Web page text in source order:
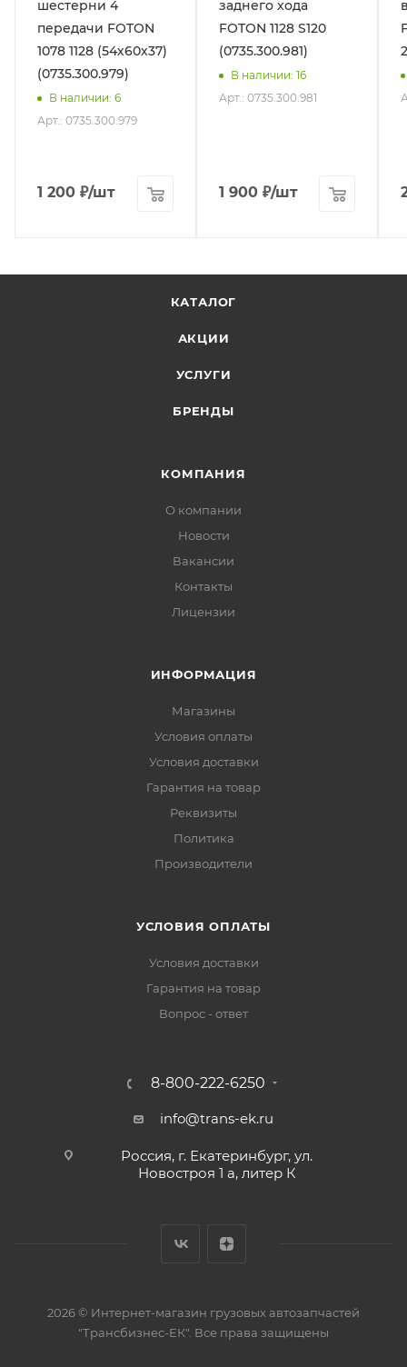
шестерни 4
передачи FOTON
1078 1128 (54х60х37)
(0735.300.979)
В наличии: 6
Арт.: 0735.300.979
1 200 ₽/шт
заднего хода
FOTON 1128 S120
(0735.300.981)
В наличии: 16
Арт.: 0735.300.981
1 900 ₽/шт
КАТАЛОГ
АКЦИИ
УСЛУГИ
БРЕНДЫ
КОМПАНИЯ
О компании
Новости
Вакансии
Контакты
Лицензии
ИНФОРМАЦИЯ
Магазины
Условия оплаты
Условия доставки
Гарантия на товар
Реквизиты
Политика
Производители
УСЛОВИЯ ОПЛАТЫ
Условия доставки
Гарантия на товар
Вопрос - ответ
8-800-222-6250
info@trans-ek.ru
Россия, г. Екатеринбург, ул.
Новостроя 1 а, литер К
2026 © Интернет-магазин грузовых автозапчастей
"Трансбизнес-ЕК". Все права защищены